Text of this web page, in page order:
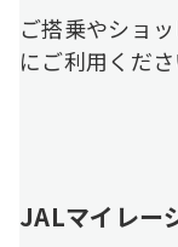
ご搭乗やショ
にご利用くださ
JALマイレー